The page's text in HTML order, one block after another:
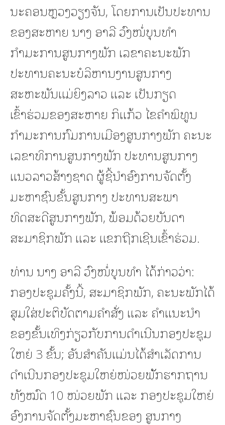
ນະຄອນຫຼວງວຽງຈັນ, ໂດຍການເປັນປະທານ
ຂອງສະຫາຍ ນາງ ອາລີ ວົງໜໍ່ບຸນທໍາ
ກຳມະການສູນກາງພັກ ເລຂາຄະນະພັກ
ປະທານຄະນະບໍລິຫານງານສູນກາງ
ສະຫະພັນແມ່ຍິງລາວ ແລະ ເປັນກຽດ
ເຂົ້າຮ່ວມຂອງສະຫາຍ ກິແກ້ວ ໄຂຄໍາພິທູນ
ກໍາມະການກົມການເມືອງສູນກາງພັກ ຄະນະ
ເລຂາທິການສູນກາງພັກ ປະທານສູນກາງ
ແນວລາວສ້າງຊາດ ຜູ້ຊີ້ນໍາອົງການຈັດຕັ້ງ
ມະຫາຊົນຂັ້ນສູນກາງ ປະທານສະພາ
ທິດສະດີສູນກາງພັກ, ພ້ອມດ້ວຍບັນດາ
ສະມາຊິກພັກ ແລະ ແຂກຖືກເຊີນເຂົ້າຮ່ວມ.
ທ່ານ ນາງ ອາລີ ວົງໜໍ່ບຸນທໍາ ໄດ້ກ່າວວ່າ:
ກອງປະຊຸມຄັ້ງນີ້, ສະມາຊິກພັກ, ຄະນະພັກໄດ້
ສຸມໃສ່ປະຕິບັດຕາມຄໍາສັ່ງ ແລະ ຄໍາແນະນໍາ
ຂອງຂັ້ນເທິງກ່ຽວກັບການດໍາເນີນກອງປະຊຸມ
ໃຫຍ່ 3 ຂັ້ນ; ອັນສໍາຄັນແມ່ນໄດ້ສຳເລັດການ
ດຳເນີນກອງປະຊຸມໃຫຍ່ໜ່ວຍພັັກຮາກຖານ
ທັງໝົດ 10 ໜ່ວຍພັກ ແລະ ກອງປະຊຸມໃຫຍ່
ອົງການຈັດຕັ້ງມະຫາຊົນຂອງ ສູນກາງ